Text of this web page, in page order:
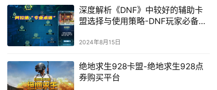
深度解析《DNF》中较好的辅助卡
盟选择与使用策略-DNF玩家必备：
全性分析
2024年8月15日
绝地求生928卡盟-绝地求生928点
券购买平台